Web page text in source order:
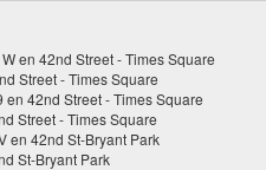
W en 42nd Street - Times Square
Street - Times Square
en 42nd Street - Times Square
Street - Times Square
en 42nd St-Bryant Park
St-Bryant Park